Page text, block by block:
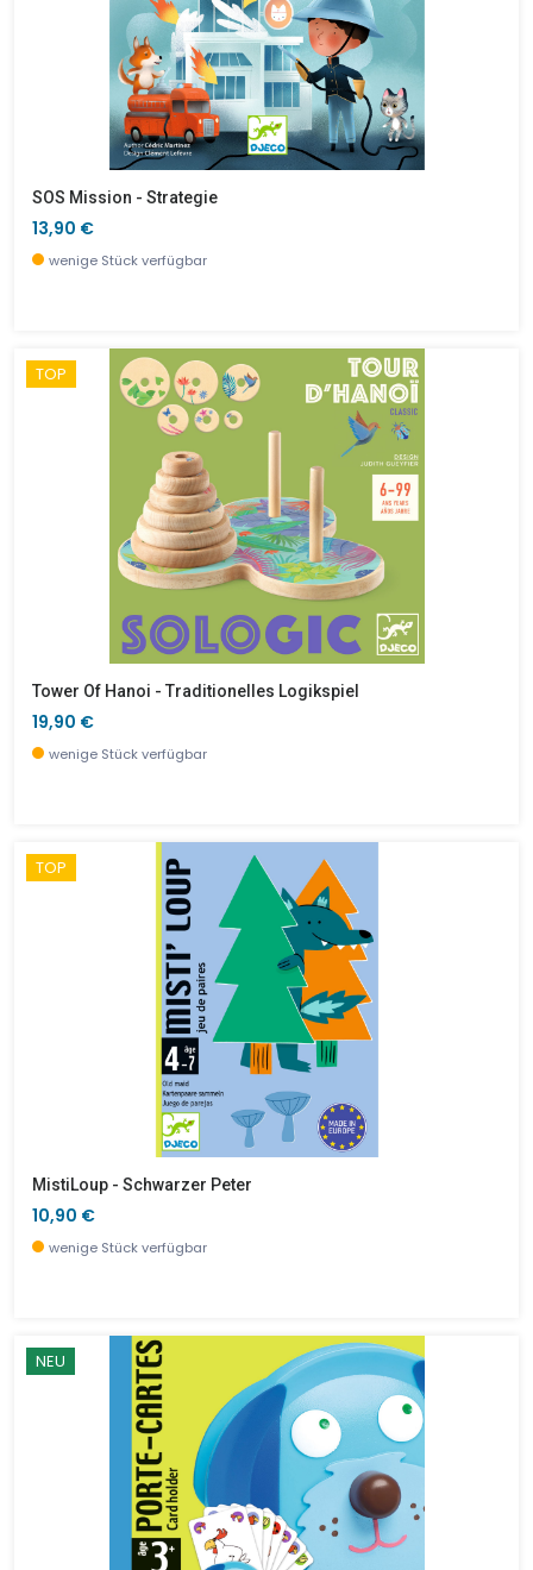
SOS Mission - Strategie
13,90 €
wenige Stück verfügbar
TOP
Tower Of Hanoi - Traditionelles Logikspiel
19,90 €
wenige Stück verfügbar
TOP
MistiLoup - Schwarzer Peter
10,90 €
wenige Stück verfügbar
NEU